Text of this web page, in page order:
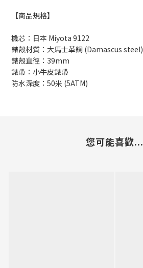
【商品規格】
機芯：日本 Miyota 9122
錶殼材質：大馬士革鋼 (Damascus steel)
錶殼直徑：39mm
錶帶：小牛皮錶帶
防水深度：50米 (5ATM)
您可能喜歡...